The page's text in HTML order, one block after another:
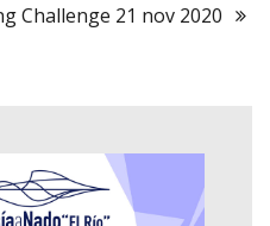
Challenge 21 nov 2020